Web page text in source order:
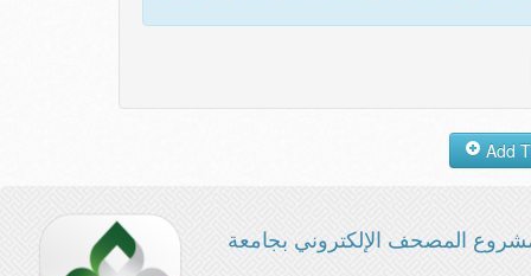
المصحف الإلكتروني بجامعة